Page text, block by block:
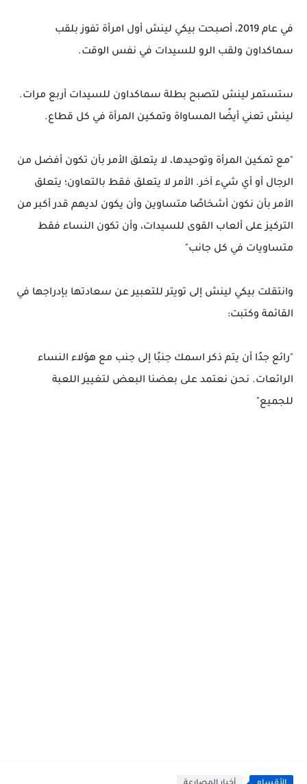
في عام 2019، أصبحت بيكي لينش أول امرأة تفوز بلقب
سماكداون ولقب الرو للسيدات في نفس الوقت.
ستستمر لينش لتصبح بطلة سماكداون للسيدات أربع مرات.
لينش تعني أيضًا المساواة وتمكين المرأة في كل قطاع.
"مع تمكين المرأة وتوحيدها، لا يتعلق الأمر بأن تكون أفضل من
الرجال أو أي شيء آخر. الأمر لا يتعلق فقط بالتعاون؛ يتعلق
الأمر بأن نكون أشخاصًا متساوين وأن يكون لديهم قدر أكبر من
التركيز على ألعاب القوى للسيدات، وأن تكون النساء فقط
متساويات في كل جانب"
وانتقلت بيكي لينش إلى تويتر للتعبير عن سعادتها بإدراجها في
القائمة وكتبت:
"رائع جدًا أن يتم ذكر اسمك جنبًا إلى جنب مع هؤلاء النساء
الرائعات. نحن نعتمد على بعضنا البعض لتغيير اللعبة
للجميع"